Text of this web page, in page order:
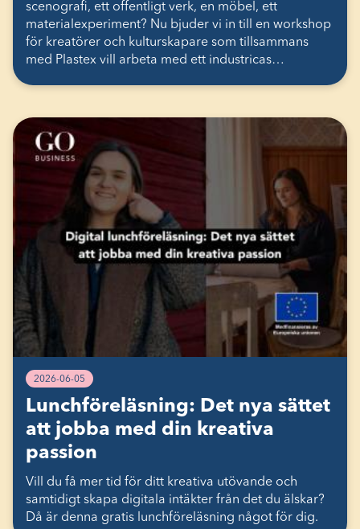
scenografi, ett offentligt verk, en möbel, ett
materialexperiment? Nu bjuder vi in till en workshop
för kreatörer och kulturskapare som tillsammans
med Plastex vill arbeta med ett industricas…
2026-06-05
Lunchföreläsning: Det nya sättet
att jobba med din kreativa
passion
Vill du få mer tid för ditt kreativa utövande och
samtidigt skapa digitala intäkter från det du älskar?
Då är denna gratis lunchföreläsning något för dig.